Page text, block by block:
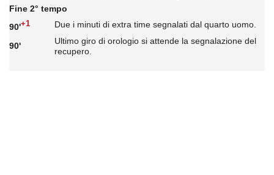
Fine 2° tempo
90'+1 Due i minuti di extra time segnalati dal quarto uomo.
90'
Ultimo giro di orologio si attende la segnalazione del
recupero.